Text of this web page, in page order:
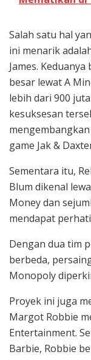
Salah satu hal
ini menarik
James.
besar lewat A
lebih dari 900
kesuksesan
game Jak &
Sementara itu,
Blum dikenal
Money dan
mendapat
Dengan dua tim
berbeda,
Monopoly
Proyek ini juga
Margot Robbie
Entertainment.
Barbie, Robbie